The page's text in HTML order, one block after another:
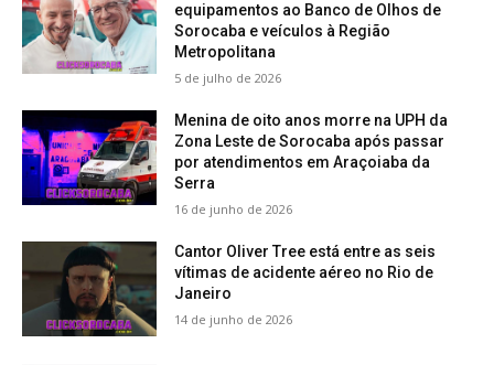
equipamentos ao Banco de Olhos de
Sorocaba e veículos à Região
Metropolitana
5 de julho de 2026
Menina de oito anos morre na UPH da
Zona Leste de Sorocaba após passar
por atendimentos em Araçoiaba da
Serra
16 de junho de 2026
Cantor Oliver Tree está entre as seis
vítimas de acidente aéreo no Rio de
Janeiro
14 de junho de 2026